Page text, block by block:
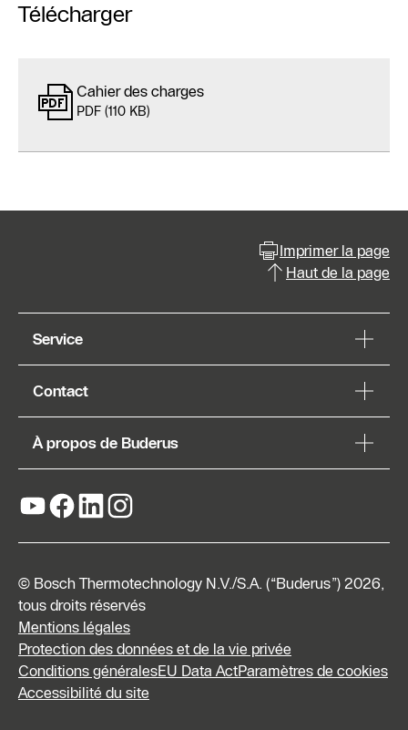
Télécharger
Cahier des charges
PDF (110 KB)
Imprimer la page
Haut de la page
Service
Contact
À propos de Buderus
© Bosch Thermotechnology N.V./S.A. (“Buderus”) 2026,
tous droits réservés
Mentions légales
Protection des données et de la vie privée
Conditions généralesEU Data ActParamètres de cookies
Accessibilité du site